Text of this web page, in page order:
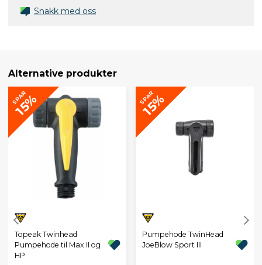
Snakk med oss
Alternative produkter
SPAR
15%
Topeak Twinhead
Pumpehode til Max II og
HP
SPAR
15%
Pumpehode TwinHead
JoeBlow Sport III